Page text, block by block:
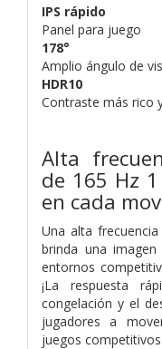
IPS rápido
Panel para juego
178°
Amplio ángulo de
HDR10
Contraste más rico
Alta
de 165 Hz
en cada
Una alta
brinda una
entornos
¡La respuesta
congelación y el
jugadores a
juegos